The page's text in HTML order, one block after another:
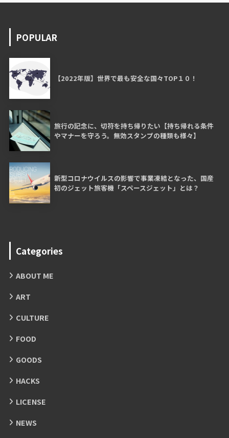
POPULAR
【2022年版】世界で最も安全な国々TOP１０！
旅行の記念に、切符を持ち帰りたい【持ち帰れる条件
やマナーを守ろう。無効スタンプの種類も様々】
新型コロナウイルスの影響で事業凍結となった、国産
初のジェット旅客機「スペースジェット」とは？
Categories
ABOUT ME
ART
CULTURE
FOOD
GOODS
HACKS
LICENSE
NEWS